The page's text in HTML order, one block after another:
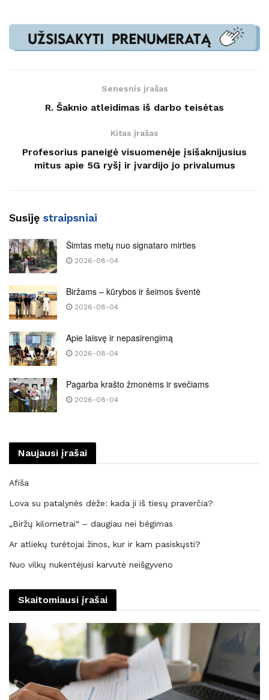
Senesnis įrašas
R. Šaknio atleidimas iš darbo teisėtas
Kitas įrašas
Profesorius paneigė visuomenėje įsišaknijusius
mitus apie 5G ryšį ir įvardijo jo privalumus
Susiję straipsniai
Šimtas metų nuo signataro mirties
2026-08-04
Biržams – kūrybos ir šeimos šventė
2026-08-04
Apie laisvę ir nepasirengimą
2026-08-04
Pagarba krašto žmonėms ir svečiams
2026-08-04
Naujausi įrašai
Afiša
Lova su patalynės dėže: kada ji iš tiesų praverčia?
„Biržų kilometrai“ – daugiau nei bėgimas
Ar atliekų turėtojai žinos, kur ir kam pasiskųsti?
Nuo vilkų nukentėjusi karvutė neišgyveno
Skaitomiausi įrašai